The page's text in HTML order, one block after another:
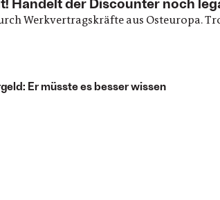
Werkvertragskräfte aus Osteuropa.
Er müsste es besser wissen